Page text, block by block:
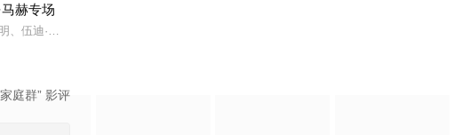
责人。只有一个人，约翰·格雷（韦伯
开局直接拿了地狱难度剧本？！对手各个身怀绝技，外界也在层层施压，赛场
目，担任写作辅导员。她没想到，自己将步入雨果·德罗瓦克先生那虚无孤独的世界
赫专场
、伍迪·哈里森等喜剧界大咖们欢聚一堂，庆祝喜剧传奇人物比尔·马赫荣获马克·吐温美
庭群” 影评